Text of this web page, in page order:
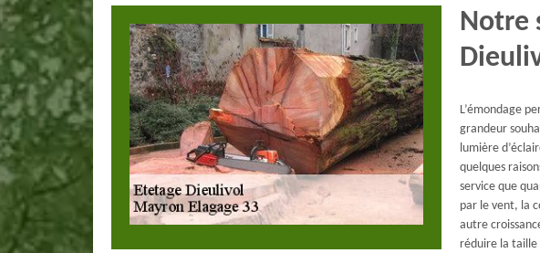
Notre
L’émondage
grandeur
lumière
quelques
service que
par le vent, la
autre
réduire la taille